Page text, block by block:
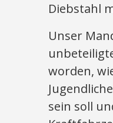
Diebstahl
Unser
worden,
sein soll